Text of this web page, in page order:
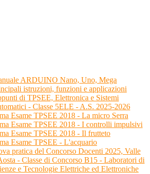
ARDUINO Nano, Uno, Mega
istruzioni, funzioni e applicazioni
di TPSEE, Elettronica e Sistemi
- Classe 5ELE - A.S. 2025-2026
Esame TPSEE 2018 - La micro Serra
Esame TPSEE 2018 - I controlli impulsivi
Esame TPSEE 2018 - Il frutteto
Esame TPSEE - L'acquario
pratica del Concorso Docenti 2025, Valle
- Classe di Concorso B15 - Laboratori di
e Tecnologie Elettriche ed Elettroniche